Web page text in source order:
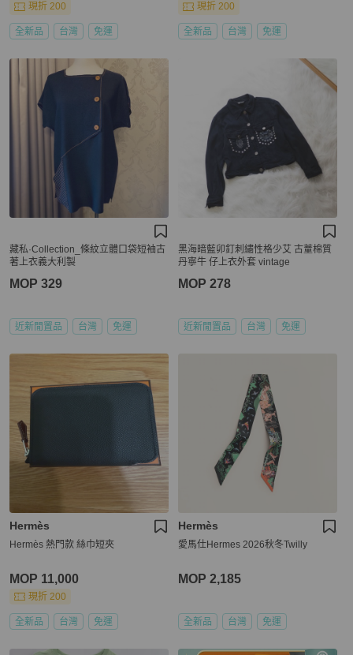
現折 200
全新品 台灣 免運
現折 200
全新品 台灣 免運
藏私·Collection_條紋立體口袋短袖古
著上衣義大利製
MOP 329
近新閒置品 台灣 免運
黑海暗藍卯釘刺繡性格少艾 古蕫棉質
丹寧牛 仔上衣外套 vintage
MOP 278
近新閒置品 台灣 免運
Hermès
Hermès 熱門款 絲巾短夾
MOP 11,000
現折 200
全新品 台灣 免運
Hermès
愛馬仕Hermes 2026秋冬Twilly
MOP 2,185
全新品 台灣 免運